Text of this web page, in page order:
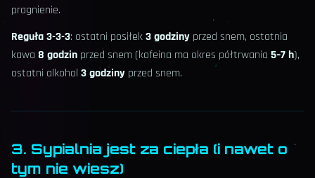
pragnienie.
Reguła 3-3-3: ostatni posiłek3 godziny przed snem, ostatnia
kawa 8 godzin przed snem (kofeina ma okres półtrwania 5–7 h),
ostatni alkohol 3 godziny przed snem.
3. Sypialnia jest za ciepła (i nawet o
tym nie wiesz)